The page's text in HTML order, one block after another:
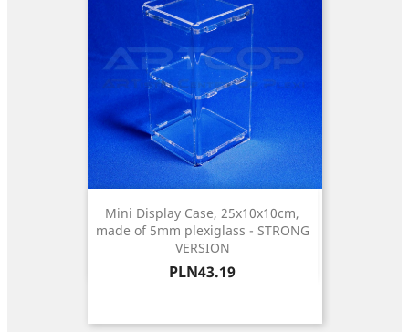
Mini Display Case, 25x10x10cm,
made of 5mm plexiglass - STRONG
VERSION
Price
PLN43.19